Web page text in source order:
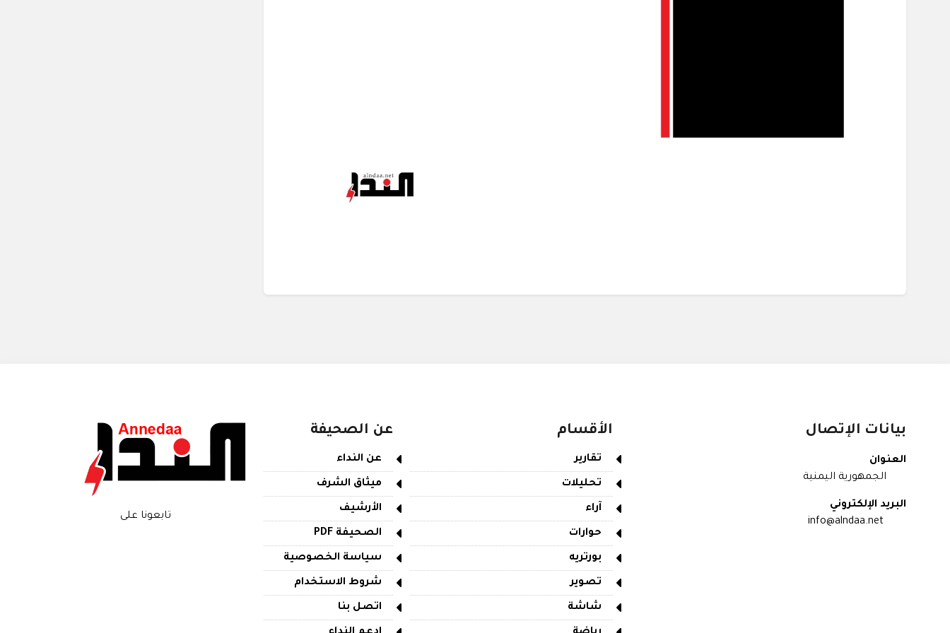
بيانات الإتصال
العنوان
الجمهورية اليمنية
البريد الإلكتروني
info@alndaa.net
الأقسام
تقارير
تحليلات
آراء
حوارات
بورتريه
تصوير
شاشة
عن الصحيفة
عن النداء
ميثاق الشرف
الأرشيف
الصحيفة PDF
سياسة الخصوصية
شروط الاستخدام
اتصل بنا
تابعونا على